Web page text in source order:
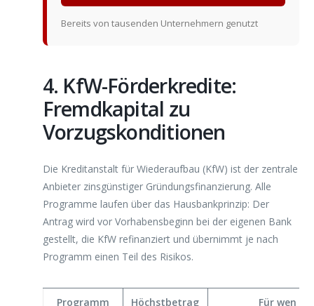
Bereits von tausenden Unternehmern genutzt
4. KfW-Förderkredite:
Fremdkapital zu
Vorzugskonditionen
Die Kreditanstalt für Wiederaufbau (KfW) ist der zentrale
Anbieter zinsgünstiger Gründungsfinanzierung. Alle
Programme laufen über das Hausbankprinzip: Der
Antrag wird vor Vorhabensbeginn bei der eigenen Bank
gestellt, die KfW refinanziert und übernimmt je nach
Programm einen Teil des Risikos.
Programm Höchstbetrag Für wen